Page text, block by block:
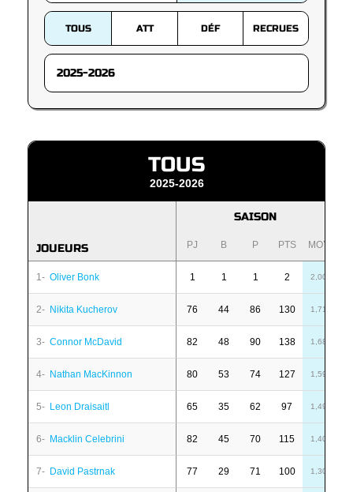
TOUS ATT DÉF RECRUES
TOUS
2025-2026
JOUEURS
SAISON
PJ B P PTS MOY
1- Oliver Bonk 1 1 1 2 2,00
2- Nikita Kucherov 76 44 86 130 1,71
3- Connor McDavid 82 48 90 138 1,68
4- Nathan MacKinnon 80 53 74 127 1,59
5- Leon Draisaitl 65 35 62 97 1,49
6- Macklin Celebrini 82 45 70 115 1,40
7- David Pastrnak 77 29 71 100 1,30